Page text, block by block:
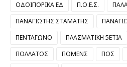
ΟΔΟΙΠΟΡΙΚΑ ΕΔ
Π.Ο.Ε.Σ.
ΠΑΝΑΓΙΩΤΗΣ ΣΤΑΜΑΤΗΣ
ΠΕΝΤΑΓΩΝΟ
ΠΛΑΣΜΑΤΙΚΗ 5ΕΤΙΑ
ΠΟΛΛΑΤΟΣ
ΠΟΜΕΝΣ ΠΟΣ